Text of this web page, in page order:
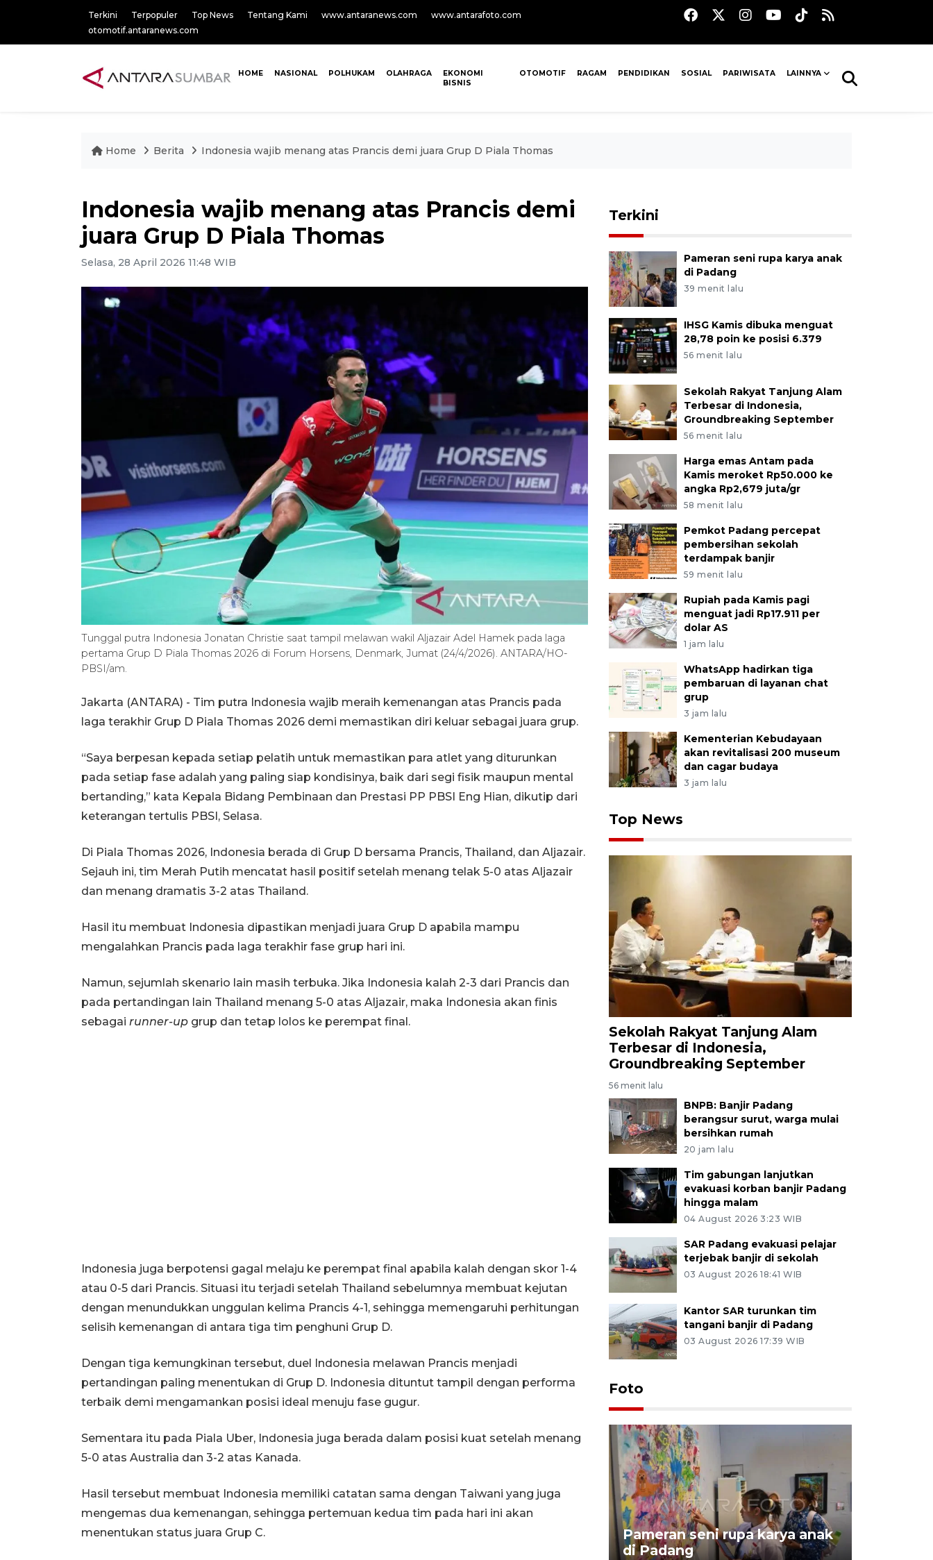
Terkini Terpopuler Top News Tentang Kami www.antaranews.com
www.antarafoto.com
otomotif.antaranews.com
HOME NASIONAL POLHUKAM OLAHRAGA
EKONOMI
BISNIS
OTOMOTIF RAGAM PENDIDIKAN SOSIAL PARIWISATA LAINNYA
Home Berita Indonesia wajib menang atas Prancis demi juara Grup D Piala Thomas
Indonesia wajib menang atas Prancis demi
juara Grup D Piala Thomas
Selasa, 28 April 2026 11:48 WIB
Tunggal putra Indonesia Jonatan Christie saat tampil melawan wakil Aljazair Adel Hamek pada laga
pertama Grup D Piala Thomas 2026 di Forum Horsens, Denmark, Jumat (24/4/2026). ANTARA/HO-
PBSI/am.
Jakarta (ANTARA) - Tim putra Indonesia wajib meraih kemenangan atas Prancis pada
laga terakhir Grup D Piala Thomas 2026 demi memastikan diri keluar sebagai juara grup.
“Saya berpesan kepada setiap pelatih untuk memastikan para atlet yang diturunkan
pada setiap fase adalah yang paling siap kondisinya, baik dari segi fisik maupun mental
bertanding,” kata Kepala Bidang Pembinaan dan Prestasi PP PBSI Eng Hian, dikutip dari
keterangan tertulis PBSI, Selasa.
Di Piala Thomas 2026, Indonesia berada di Grup D bersama Prancis, Thailand, dan Aljazair.
Sejauh ini, tim Merah Putih mencatat hasil positif setelah menang telak 5-0 atas Aljazair
dan menang dramatis 3-2 atas Thailand.
Hasil itu membuat Indonesia dipastikan menjadi juara Grup D apabila mampu
mengalahkan Prancis pada laga terakhir fase grup hari ini.
Namun, sejumlah skenario lain masih terbuka. Jika Indonesia kalah 2-3 dari Prancis dan
pada pertandingan lain Thailand menang 5-0 atas Aljazair, maka Indonesia akan finis
sebagai runner-up grup dan tetap lolos ke perempat final.
Indonesia juga berpotensi gagal melaju ke perempat final apabila kalah dengan skor 1-4
atau 0-5 dari Prancis. Situasi itu terjadi setelah Thailand sebelumnya membuat kejutan
dengan menundukkan unggulan kelima Prancis 4-1, sehingga memengaruhi perhitungan
selisih kemenangan di antara tiga tim penghuni Grup D.
Dengan tiga kemungkinan tersebut, duel Indonesia melawan Prancis menjadi
pertandingan paling menentukan di Grup D. Indonesia dituntut tampil dengan performa
terbaik demi mengamankan posisi ideal menuju fase gugur.
Sementara itu pada Piala Uber, Indonesia juga berada dalam posisi kuat setelah menang
5-0 atas Australia dan 3-2 atas Kanada.
Hasil tersebut membuat Indonesia memiliki catatan sama dengan Taiwani yang juga
mengemas dua kemenangan, sehingga pertemuan kedua tim pada hari ini akan
menentukan status juara Grup C.
Terkini
Pameran seni rupa karya anak
di Padang
39 menit lalu
IHSG Kamis dibuka menguat
28,78 poin ke posisi 6.379
56 menit lalu
Sekolah Rakyat Tanjung Alam
Terbesar di Indonesia,
Groundbreaking September
56 menit lalu
Harga emas Antam pada
Kamis meroket Rp50.000 ke
angka Rp2,679 juta/gr
58 menit lalu
Pemkot Padang percepat
pembersihan sekolah
terdampak banjir
59 menit lalu
Rupiah pada Kamis pagi
menguat jadi Rp17.911 per
dolar AS
1 jam lalu
WhatsApp hadirkan tiga
pembaruan di layanan chat
grup
3 jam lalu
Kementerian Kebudayaan
akan revitalisasi 200 museum
dan cagar budaya
3 jam lalu
Top News
Sekolah Rakyat Tanjung Alam
Terbesar di Indonesia,
Groundbreaking September
56 menit lalu
BNPB: Banjir Padang
berangsur surut, warga mulai
bersihkan rumah
20 jam lalu
Tim gabungan lanjutkan
evakuasi korban banjir Padang
hingga malam
04 August 2026 3:23 WIB
SAR Padang evakuasi pelajar
terjebak banjir di sekolah
03 August 2026 18:41 WIB
Kantor SAR turunkan tim
tangani banjir di Padang
03 August 2026 17:39 WIB
Foto
Penyelesaian pembentukan
Pameran seni rupa karya anak
di Padang